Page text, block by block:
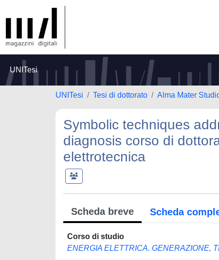
UNITesi
UNITesi Tesi di dottorato Alma Mater
Symbolic techniques
diagnosis corso di
elettrotecnica
Scheda breve Scheda
Corso di studio
ENERGIA ELETTRICA. GENERAZIONE,